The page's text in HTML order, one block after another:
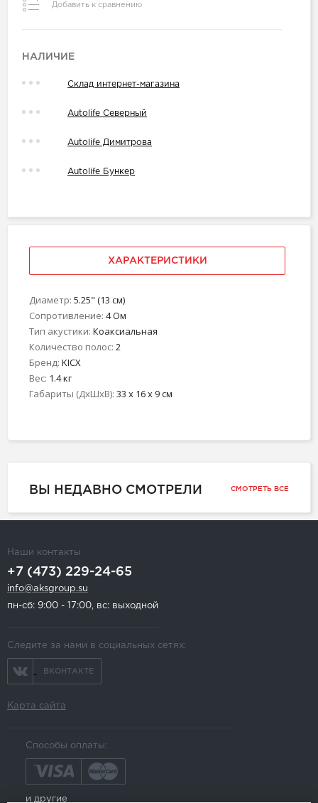
Добавить к сравнению
НАЛИЧИЕ
Склад интернет-магазина
Autolife Северный
Autolife Димитрова
Autolife Бункер
ХАРАКТЕРИСТИКИ
Диаметр: 5.25" (13 см)
Сопротивление: 4 Ом
Тип акустики: Коаксиальная
Количество полос: 2
Бренд: KICX
Вес: 1.4 кг
Габариты (ДхШхВ): 33 x 16 x 9 см
ВЫ НЕДАВНО СМОТРЕЛИ СМОТРЕТЬ ВСЕ
Наши контакты
+7 (473) 229-24-65
info@aksgroup.su
пн-сб: 9:00 - 17:00, вс: выходной
Следите за нами в социальных сетях:
ВКОНТАКТЕ
Карта сайта
Способы оплаты:
и другие